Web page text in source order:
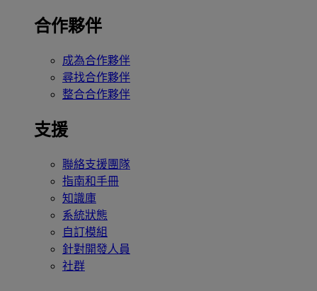
合作夥伴
成為合作夥伴
尋找合作夥伴
整合合作夥伴
支援
聯絡支援團隊
指南和手冊
知識庫
系統狀態
自訂模組
針對開發人員
社群